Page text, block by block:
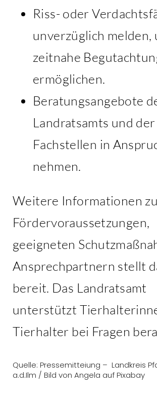
Riss- oder
unverzüglich melden,
zeitnahe
ermöglichen.
Beratungsangebote
Landratsamts und der
Fachstellen in
nehmen.
Weitere Informationen zu
Fördervoraussetzungen,
geeigneten
Ansprechpartnern stellt
bereit. Das Landratsamt
unterstützt
Tierhalter bei Fragen
Quelle: Pressemitteiung – Landkreis
a.d.Ilm / Bild von Angela auf Pixabay